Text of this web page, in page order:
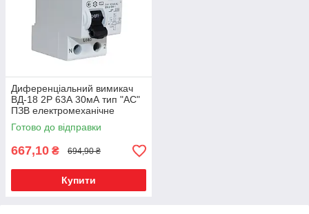
Диференціальний вимикач
ВД-18 2Р 63А 30мА тип "АС"
ПЗВ електромеханічне
Готово до відправки
667,10 ₴ 694,90 ₴
Купити